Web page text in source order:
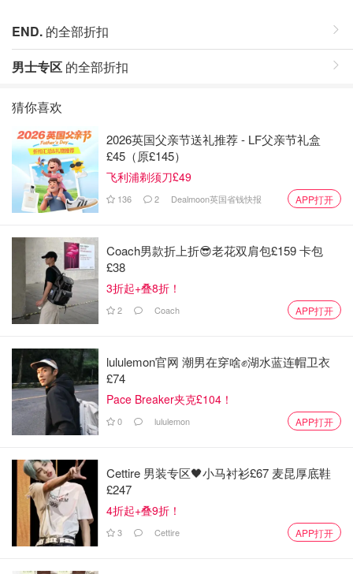
END. 的全部折扣
男士专区 的全部折扣
猜你喜欢
2026英国父亲节送礼推荐 - LF父亲节礼盒
£45（原£145）
飞利浦剃须刀£49
136 2 Dealmoon英国省钱快报 APP打开
Coach男款折上折😎老花双肩包£159 卡包
£38
3折起+叠8折！
2 Coach APP打开
lululemon官网 潮男在穿啥✊湖水蓝连帽卫衣
£74
Pace Breaker夹克£104！
0 lululemon APP打开
Cettire 男装专区🖤小马衬衫£67 麦昆厚底鞋
£247
4折起+叠9折！
3 Cettire APP打开